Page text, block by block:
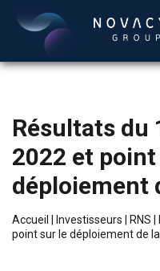
Français
Résultats du
2022 et
déploiement
Accueil Investisseurs RNS
point sur le déploiement de